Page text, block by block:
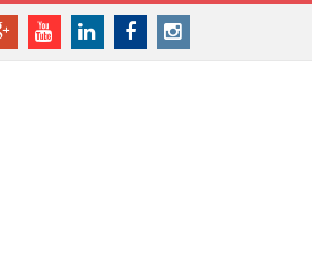
cookies
Google+YoutubeLinkedinFacebookInstagram